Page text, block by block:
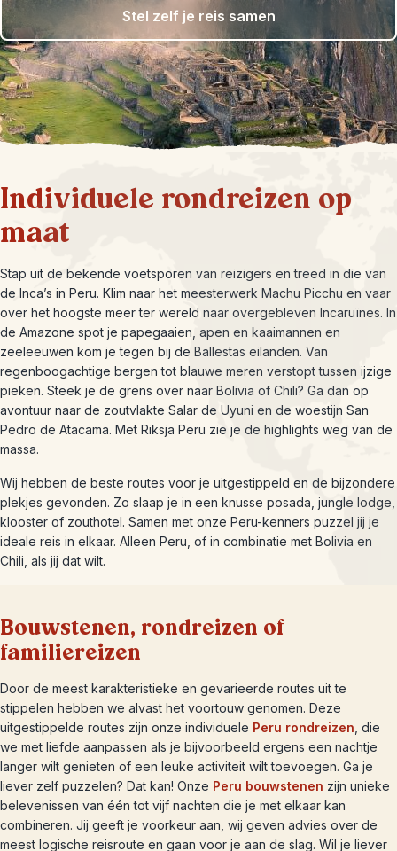
Stel zelf je reis samen
Individuele rondreizen op
maat
Stap uit de bekende voetsporen van reizigers en treed in die van
de Inca’s in Peru. Klim naar het meesterwerk Machu Picchu en vaar
over het hoogste meer ter wereld naar overgebleven Incaruïnes. In
de Amazone spot je papegaaien, apen en kaaimannen en
zeeleeuwen kom je tegen bij de Ballestas eilanden. Van
regenboogachtige bergen tot blauwe meren verstopt tussen ijzige
pieken. Steek je de grens over naar Bolivia of Chili? Ga dan op
avontuur naar de zoutvlakte Salar de Uyuni en de woestijn San
Pedro de Atacama. Met Riksja Peru zie je de highlights weg van de
massa.
Wij hebben de beste routes voor je uitgestippeld en de bijzondere
plekjes gevonden. Zo slaap je in een knusse posada, jungle lodge,
klooster of zouthotel. Samen met onze Peru-kenners puzzel jij je
ideale reis in elkaar. Alleen Peru, of in combinatie met Bolivia en
Chili, als jij dat wilt.
Bouwstenen, rondreizen of
familiereizen
Door de meest karakteristieke en gevarieerde routes uit te
stippelen hebben we alvast het voortouw genomen. Deze
uitgestippelde routes zijn onze individuele Peru rondreizen , die
we met liefde aanpassen als je bijvoorbeeld ergens een nachtje
langer wilt genieten of een leuke activiteit wilt toevoegen. Ga je
liever zelf puzzelen? Dat kan! Onze Peru bouwstenen zijn unieke
belevenissen van één tot vijf nachten die je met elkaar kan
combineren. Jij geeft je voorkeur aan, wij geven advies over de
meest logische reisroute en gaan voor je aan de slag. Wil je liever